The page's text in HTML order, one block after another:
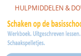
HULPMIDDELEN &